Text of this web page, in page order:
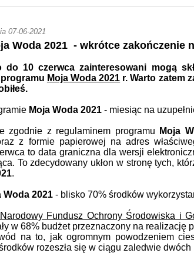
07-06-2021
Woda 2021 - wkrótce zakończenie
do 10 czerwca zainteresowani mogą
Moja Woda 2021 r. Warto zatem
Moja Woda 2021- miesiąc na
zgodnie z regulaminem programu Moja
z formie papierowej na adres
to data graniczna dla wersji
To zdecydowany ukłon w stronę tych,
.
Woda 2021 - blisko 70% środków
Fundusz Ochrony Środowiska i
w 68% budżet przeznaczony na realizację
na to, jak ogromnym powodzeniem
rozeszła się w ciągu zaledwie dwóch